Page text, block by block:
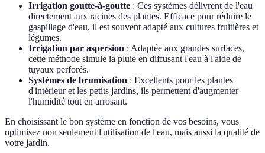
Irrigation goutte-à-goutte : Ces systèmes délivrent de l'eau
directement aux racines des plantes. Efficace pour réduire le
gaspillage d'eau, il est souvent adapté aux cultures fruitières et
légumes.
Irrigation par aspersion : Adaptée aux grandes surfaces,
cette méthode simule la pluie en diffusant l'eau à l'aide de
tuyaux perforés.
Systèmes de brumisation : Excellents pour les plantes
d'intérieur et les petits jardins, ils permettent d'augmenter
l'humidité tout en arrosant.
En choisissant le bon système en fonction de vos besoins, vous
optimisez non seulement l'utilisation de l'eau, mais aussi la qualité de
votre jardin.